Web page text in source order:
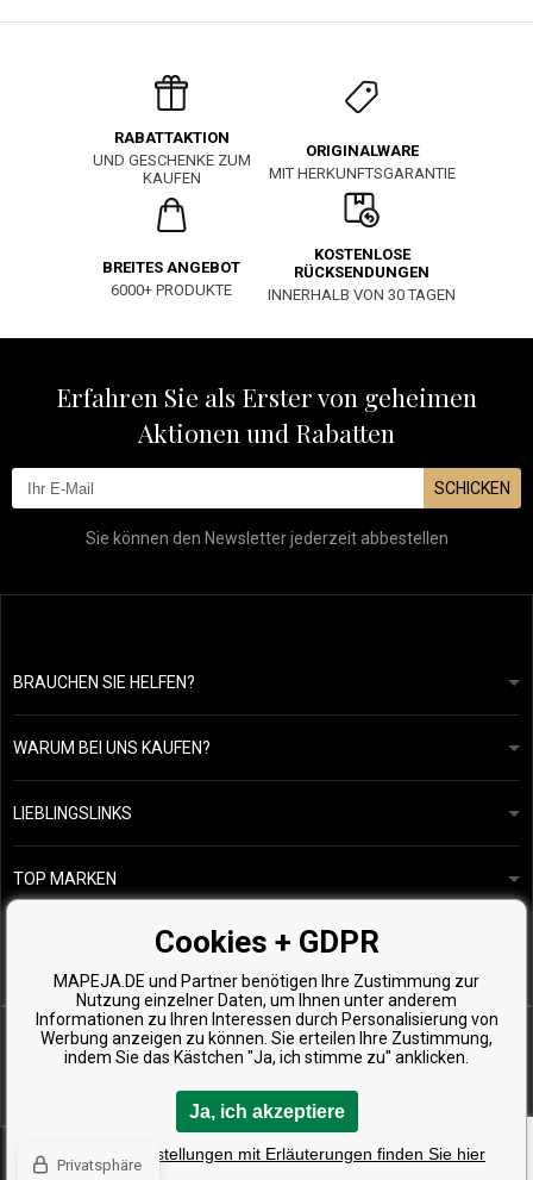
RABATTAKTION
UND GESCHENKE ZUM
KAUFEN
ORIGINALWARE
MIT HERKUNFTSGARANTIE
BREITES ANGEBOT
6000+ PRODUKTE
KOSTENLOSE
RÜCKSENDUNGEN
INNERHALB VON 30 TAGEN
Erfahren Sie als Erster von geheimen
Aktionen und Rabatten
SCHICKEN
Sie können den Newsletter jederzeit abbestellen
BRAUCHEN SIE HELFEN?
info@mapeja.de
Wir werden innerhalb von 24 Stunden antworten.
WARUM BEI UNS KAUFEN?
Allgemeine geschäftsbedingungen
Datenschutzerklärung
Übersicht über Zahlungen und Versand
Rückgabe von Waren
LIEBLINGSLINKS
Unsere Geschichte
Kostenlose Produktproben
TOP MARKEN
Kérastase
Wella Professionals
Zenz Organic
Copyright © 2026 Mapeja.de, Alle Rechte vorbehalten
Cookies + GDPR
MAPEJA.DE und Partner benötigen Ihre Zustimmung zur
Nutzung einzelner Daten, um Ihnen unter anderem
Informationen zu Ihren Interessen durch Personalisierung von
Werbung anzeigen zu können. Sie erteilen Ihre Zustimmung,
indem Sie das Kästchen "Ja, ich stimme zu" anklicken.
Ja, ich akzeptiere
Detaillierte Einstellungen mit Erläuterungen finden Sie hier
Privatsphäre